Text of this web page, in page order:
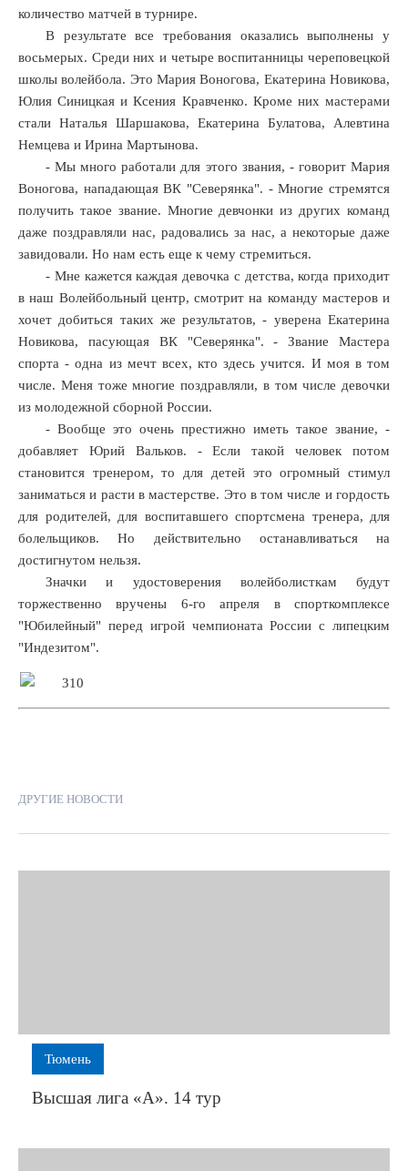
количество матчей в турнире.
В результате все требования оказались выполнены у
восьмерых. Среди них и четыре воспитанницы череповецкой
школы волейбола. Это Мария Воногова, Екатерина Новикова,
Юлия Синицкая и Ксения Кравченко. Кроме них мастерами
стали Наталья Шаршакова, Екатерина Булатова, Алевтина
Немцева и Ирина Мартынова.
- Мы много работали для этого звания, - говорит Мария
Воногова, нападающая ВК "Северянка". - Многие стремятся
получить такое звание. Многие девчонки из других команд
даже поздравляли нас, радовались за нас, а некоторые даже
завидовали. Но нам есть еще к чему стремиться.
- Мне кажется каждая девочка с детства, когда приходит
в наш Волейбольный центр, смотрит на команду мастеров и
хочет добиться таких же результатов, - уверена Екатерина
Новикова, пасующая ВК "Северянка". - Звание Мастера
спорта - одна из мечт всех, кто здесь учится. И моя в том
числе. Меня тоже многие поздравляли, в том числе девочки
из молодежной сборной России.
- Вообще это очень престижно иметь такое звание, -
добавляет Юрий Вальков. - Если такой человек потом
становится тренером, то для детей это огромный стимул
заниматься и расти в мастерстве. Это в том числе и гордость
для родителей, для воспитавшего спортсмена тренера, для
болельщиков. Но действительно останавливаться на
достигнутом нельзя.
Значки и удостоверения волейболисткам будут
торжественно вручены 6-го апреля в спорткомплексе
"Юбилейный" перед игрой чемпионата России с липецким
"Индезитом".
ДРУГИЕ НОВОСТИ
Тюмень
Высшая лига «А». 14 тур